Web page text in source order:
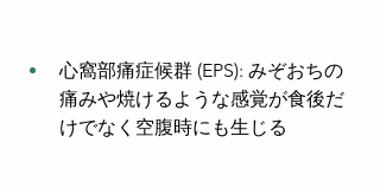
心窩部痛症候群 (EPS): みぞおちの
痛みや焼けるような感覚が食後だ
けでなく空腹時にも生じる